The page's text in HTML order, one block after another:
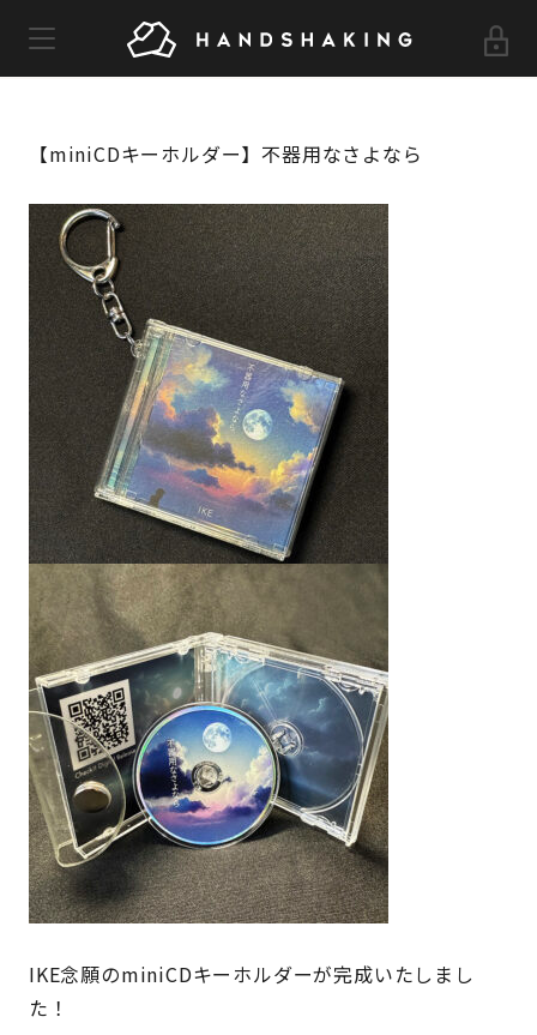
NEWS
VOICE
GOODS
GALLERY
MOVIE
I_K_E
STAFF
SUPPORT
利用ガイド
会員規約
プライバシーポリシー
特定商取引法に基づく表示
お問い合わせ
【miniCDキーホルダー】不器用なさよなら
IKE念願のminiCDキーホルダーが完成いたしまし
た！